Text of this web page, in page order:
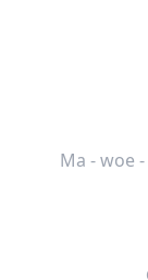
Ma - woe